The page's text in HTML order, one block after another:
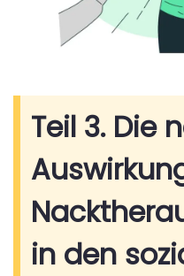
Teil 3. Die
in den